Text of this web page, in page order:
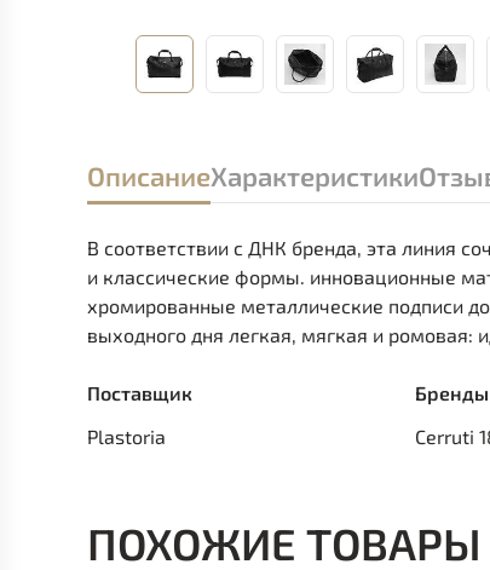
ОписаниеХарактеристики
В соответствии с ДНК бренда, эта линия
и классические формы. инновационные
хромированные металлические подписи
выходного дня легкая, мягкая и ромовая:
Поставщик
Plastoria
Бренды
Cerruti
ПОХОЖИЕ ТОВАРЫ